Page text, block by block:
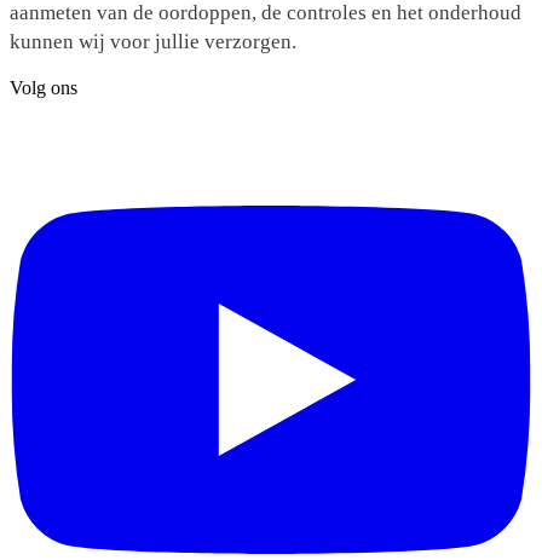
aanmeten van de oordoppen, de controles en het onderhoud
kunnen wij voor jullie verzorgen.
Volg ons